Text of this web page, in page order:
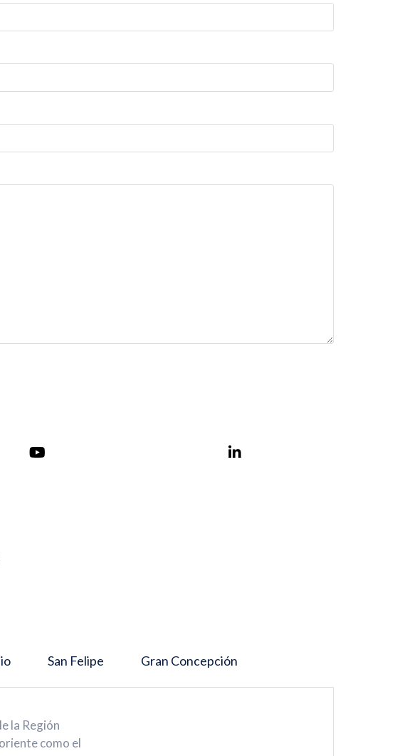
San Felipe Gran Concepción
la Región
como el